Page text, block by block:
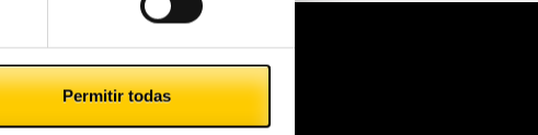
Permitir todas